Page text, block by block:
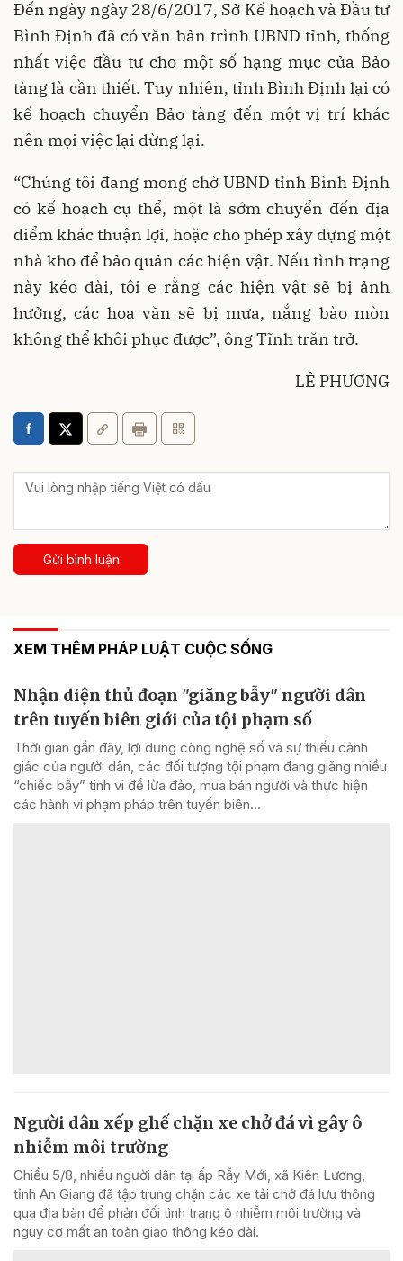
Đến ngày ngày 28/6/2017, Sở Kế hoạch và Đầu tư
Bình Định đã có văn bản trình UBND tỉnh, thống
nhất việc đầu tư cho một số hạng mục của Bảo
tàng là cần thiết. Tuy nhiên, tỉnh Bình Định lại có
kế hoạch chuyển Bảo tàng đến một vị trí khác
nên mọi việc lại dừng lại.
“Chúng tôi đang mong chờ UBND tỉnh Bình Định
có kế hoạch cụ thể, một là sớm chuyển đến địa
điểm khác thuận lợi, hoặc cho phép xây dựng một
nhà kho để bảo quản các hiện vật. Nếu tình trạng
này kéo dài, tôi e rằng các hiện vật sẽ bị ảnh
hưởng, các hoa văn sẽ bị mưa, nắng bào mòn
không thể khôi phục được”, ông Tĩnh trăn trở.
LÊ PHƯƠNG
Gửi bình luận
XEM THÊM PHÁP LUẬT CUỘC SỐNG
Nhận diện thủ đoạn "giăng bẫy" người dân
trên tuyến biên giới của tội phạm số
Thời gian gần đây, lợi dụng công nghệ số và sự thiếu cảnh
giác của người dân, các đối tượng tội phạm đang giăng nhiều
“chiếc bẫy” tinh vi để lừa đảo, mua bán người và thực hiện
các hành vi phạm pháp trên tuyến biên...
Người dân xếp ghế chặn xe chở đá vì gây ô
nhiễm môi trường
Chiều 5/8, nhiều người dân tại ấp Rẫy Mới, xã Kiên Lương,
tỉnh An Giang đã tập trung chặn các xe tải chở đá lưu thông
qua địa bàn để phản đối tình trạng ô nhiễm môi trường và
nguy cơ mất an toàn giao thông kéo dài.